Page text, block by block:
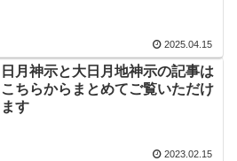
2025.04.15
日月神示と大日月地神示の記事は
こちらからまとめてご覧いただけ
ます
2023.02.15